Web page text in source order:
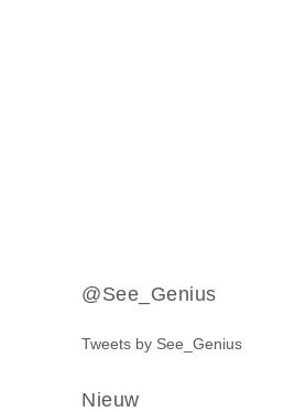
@See_Genius
Tweets by See_Genius
Nieuw